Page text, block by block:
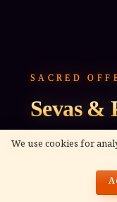
We use cookies for
SACRED
Sevas &
Offerings
the